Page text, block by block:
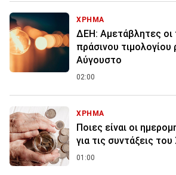
ΧΡΗΜΑ
ΔΕΗ: Αμετάβλητες οι
πράσινου τιμολογίου
Αύγουστο
02:00
ΧΡΗΜΑ
Ποιες είναι οι
για τις συντάξεις
01:00